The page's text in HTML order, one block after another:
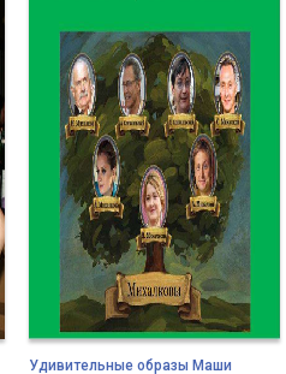
Удивительные образы Маши